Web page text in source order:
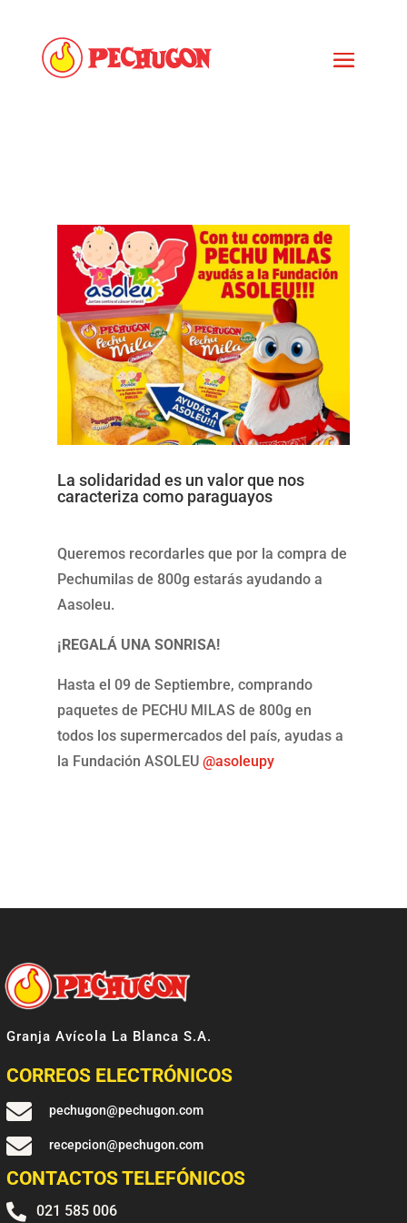
La solidaridad es un valor que nos
caracteriza como paraguayos
Queremos recordarles que por la compra de
Pechumilas de 800g estarás ayudando a
Aasoleu.
¡REGALÁ UNA SONRISA!
Hasta el 09 de Septiembre, comprando
paquetes de PECHU MILAS de 800g en
todos los supermercados del país, ayudas a
la Fundación ASOLEU @asoleupy
Granja Avícola La Blanca S.A.
CORREOS ELECTRÓNICOS
 pechugon@pechugon.com
 recepcion@pechugon.com
CONTACTOS TELEFÓNICOS
 021 585 006